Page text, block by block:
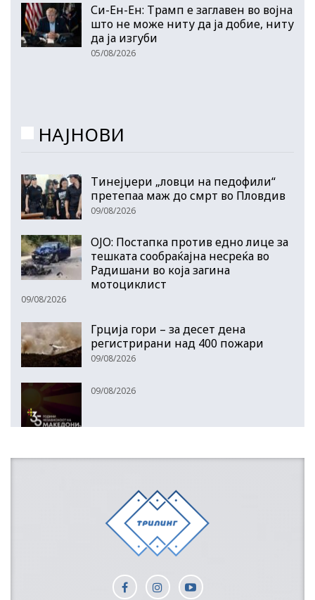
Си-Ен-Ен: Трамп е заглавен во војна
што не може ниту да ја добие, ниту
да ја изгуби
05/08/2026
НАЈНОВИ
Тинејџери „ловци на педофили“
претепаа маж до смрт во Пловдив
09/08/2026
ОЈО: Постапка против едно лице за
тешката сообраќајна несреќа во
Радишани во која загина
мотоциклист
09/08/2026
Грција гори – за десет дена
регистрирани над 400 пожари
09/08/2026
09/08/2026